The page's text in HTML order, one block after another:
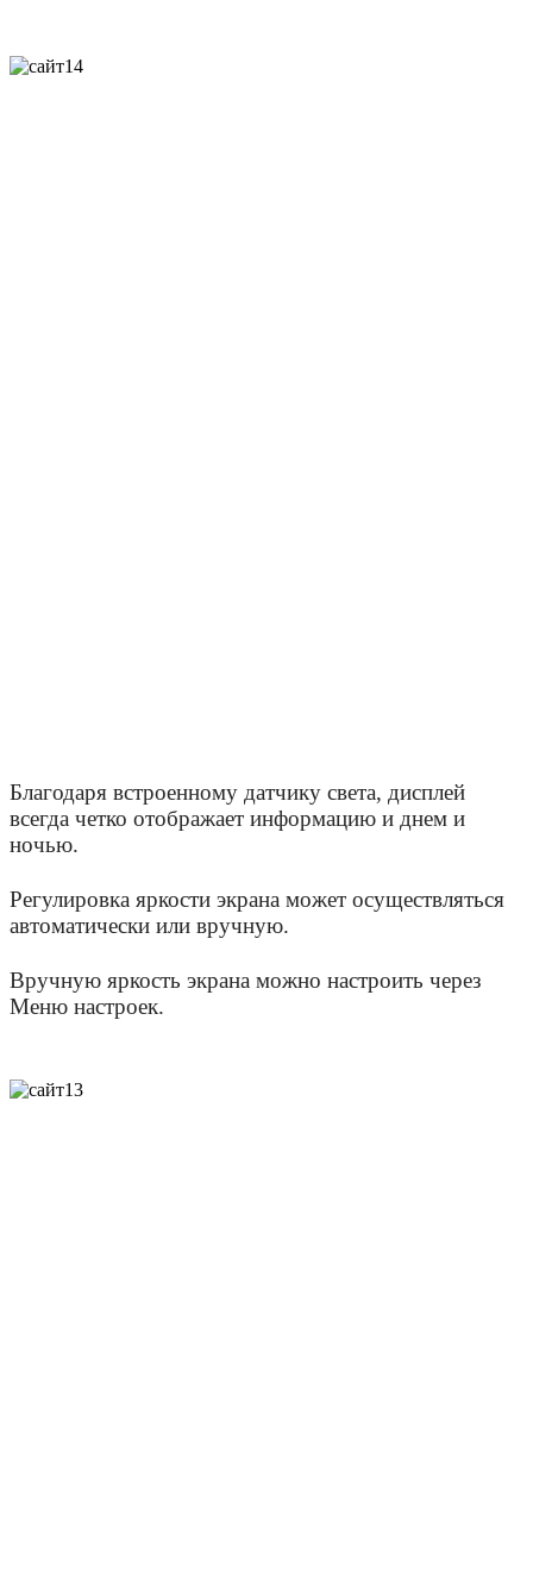
Благодаря встроенному датчику света, дисплей
всегда четко отображает информацию и днем и
ночью.
Регулировка яркости экрана может осуществляться
автоматически или вручную.
Вручную яркость экрана можно настроить через
Меню настроек.